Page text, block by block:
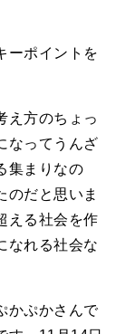
ーポイントを
え方のちょっ
なってうんざ
集まりなの
のだと思いま
える社会を作
なれる社会な
かぷかさんで